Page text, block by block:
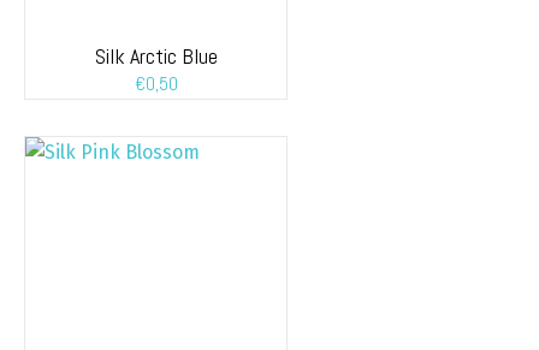
Silk Arctic Blue
€0,50